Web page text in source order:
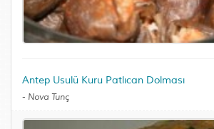
Antep Usulü Kuru Patlıcan Dolması
- Nova Tunç